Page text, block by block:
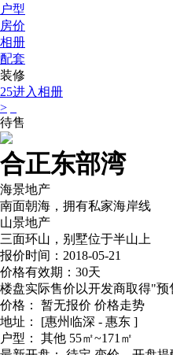
户型
房价
相册
配套
装修
25进入相册
>
待售
合正东部湾
海景地产
南面朝海，拥有私家海岸线
山景地产
三面环山，别墅位于半山上
报价时间：2018-05-21
价格有效期：30天
楼盘实际售价以开发商取得"
价格：
暂无报价 价格走势
地址：
[惠州临深 - 惠东 ]
户型：
其他 55㎡~171㎡